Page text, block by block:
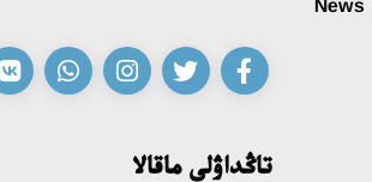
ابايدىڭ ادام تاربيەسى تۋرالى كوزقاراستارىنىڭ
News
تاڭداۋلى ماقالا